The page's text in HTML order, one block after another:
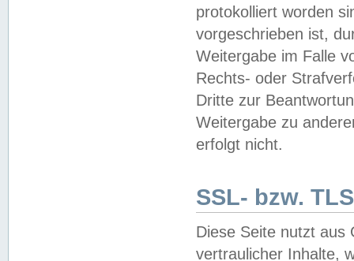
protokolliert worden
vorgeschrieben ist,
Weitergabe im Falle
Rechts- oder
Dritte zur
Weitergabe zu
erfolgt nicht.
SSL- bzw.
Diese Seite nutzt aus
vertraulicher Inhalte,